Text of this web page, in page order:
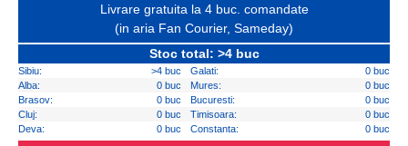
Livrare gratuita la 4 buc. comandate
(in aria Fan Courier, Sameday)
Stoc total: >4 buc
Sibiu: >4 buc Galati:
0 buc
Alba:
0 buc Mures:
0 buc
Brasov:
0 buc Bucuresti:
0 buc
Cluj:
0 buc Timisoara:
0 buc
Deva:
0 buc Constanta: 0 buc